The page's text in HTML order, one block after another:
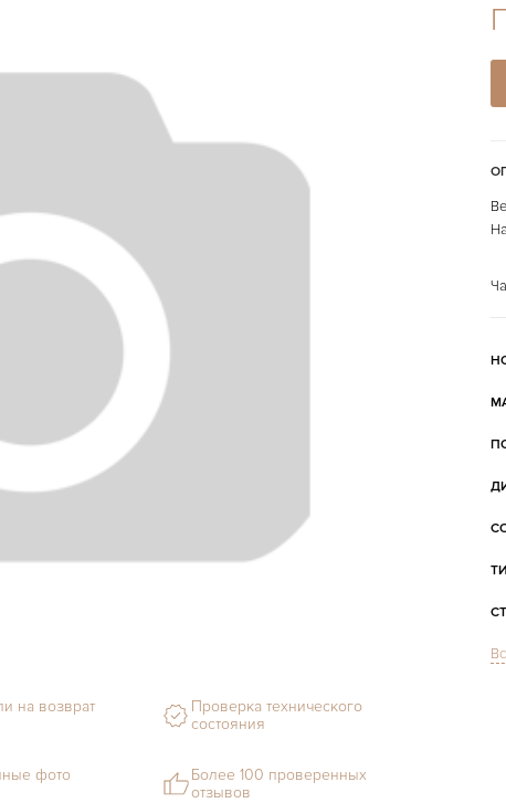
на возврат
Проверка технического
состояния
фото
Более 100 проверенных
отзывов